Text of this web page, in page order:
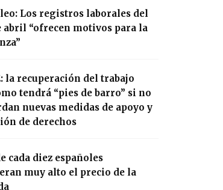
Los registros laborales del
abril “ofrecen motivos para la
la recuperación del trabajo
tendrá “pies de barro” si no
nuevas medidas de apoyo y
de derechos
cada diez españoles
muy alto el precio de la